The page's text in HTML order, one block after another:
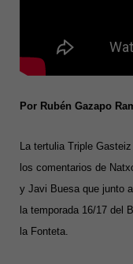
Por Rubén Gazapo
La tertulia Triple
los comentarios de
y Javi Buesa que junto
la temporada 16/17 del
la Fonteta.